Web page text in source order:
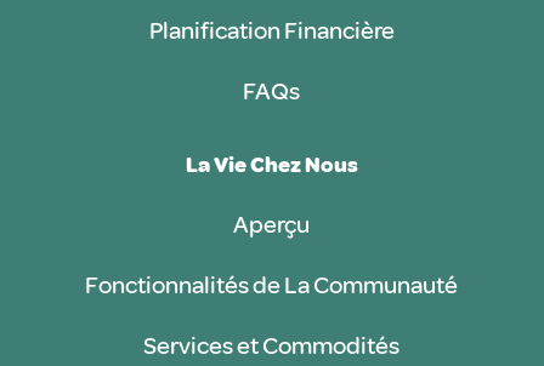
Planification Financière
FAQs
La Vie Chez Nous
Aperçu
Fonctionnalités de La Communauté
Services et Commodités